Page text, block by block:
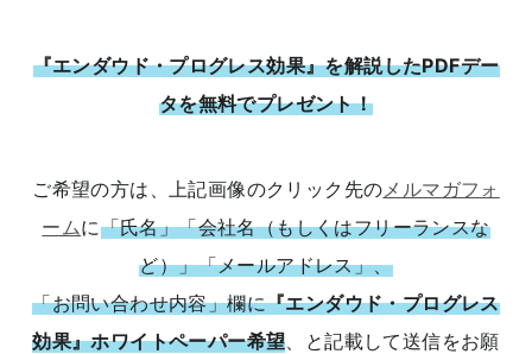
『エンダウド・プログレス効果』を解説したPDFデー
タを無料でプレゼント！
ご希望の方は、上記画像のクリック先のメルマガフォ
ームに「氏名」「会社名（もしくはフリーランスな
ど）」「メールアドレス」、
「お問い合わせ内容」欄に『エンダウド・プログレス
効果』ホワイトペーパー希望、と記載して送信をお願